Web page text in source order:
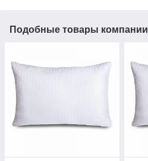
Подобные товары компании